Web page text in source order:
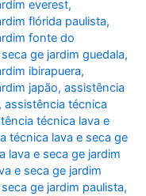
everest,
flórida paulista,
fonte do
ge jardim guedala,
ibirapuera,
japão,assistência
assistência técnica
técnica lava e
técnica lava e seca ge
lava e seca ge jardim
e seca ge jardim
ge jardim paulista,